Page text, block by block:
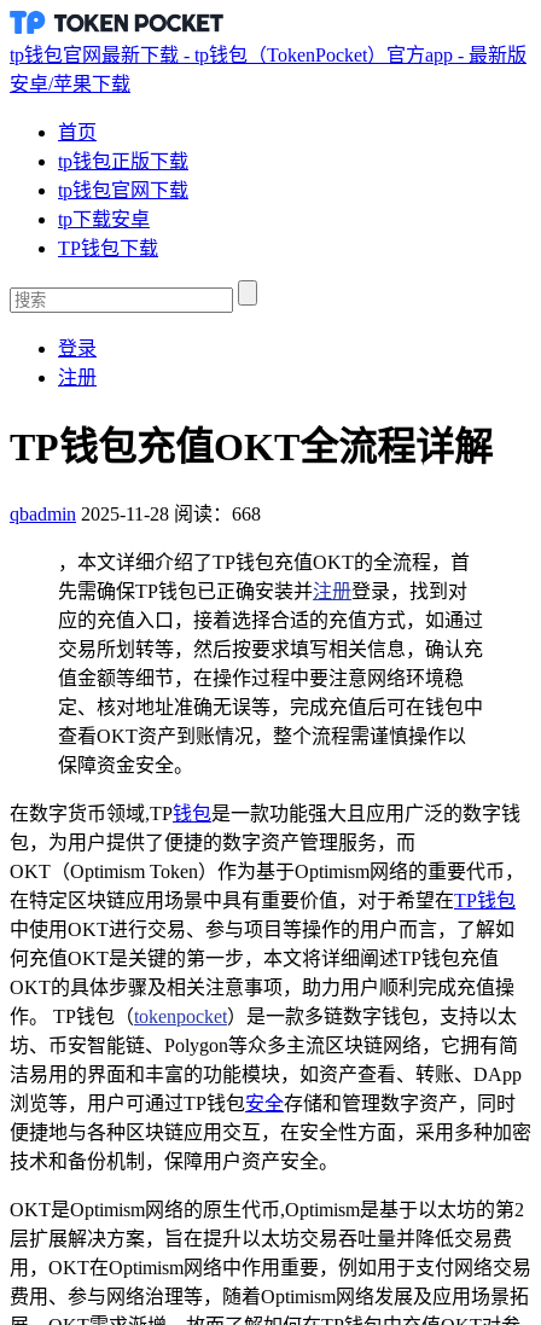
tp钱包官网最新下载 - tp钱包（TokenPocket）官方app - 最新版
安卓/苹果下载
首页
tp钱包正版下载
tp钱包官网下载
tp下载安卓
TP钱包下载
登录
注册
TP钱包充值OKT全流程详解
qbadmin 2025-11-28 阅读：668
，本文详细介绍了TP钱包充值OKT的全流程，首
先需确保TP钱包已正确安装并注册登录，找到对
应的充值入口，接着选择合适的充值方式，如通过
交易所划转等，然后按要求填写相关信息，确认充
值金额等细节，在操作过程中要注意网络环境稳
定、核对地址准确无误等，完成充值后可在钱包中
查看OKT资产到账情况，整个流程需谨慎操作以
保障资金安全。
在数字货币领域,TP钱包是一款功能强大且应用广泛的数字钱
包，为用户提供了便捷的数字资产管理服务，而
OKT（Optimism Token）作为基于Optimism网络的重要代币，
在特定区块链应用场景中具有重要价值，对于希望在TP钱包
中使用OKT进行交易、参与项目等操作的用户而言，了解如
何充值OKT是关键的第一步，本文将详细阐述TP钱包充值
OKT的具体步骤及相关注意事项，助力用户顺利完成充值操
作。 TP钱包（tokenpocket）是一款多链数字钱包，支持以太
坊、币安智能链、Polygon等众多主流区块链网络，它拥有简
洁易用的界面和丰富的功能模块，如资产查看、转账、DApp
浏览等，用户可通过TP钱包安全存储和管理数字资产，同时
便捷地与各种区块链应用交互，在安全性方面，采用多种加密
技术和备份机制，保障用户资产安全。
OKT是Optimism网络的原生代币,Optimism是基于以太坊的第2
层扩展解决方案，旨在提升以太坊交易吞吐量并降低交易费
用，OKT在Optimism网络中作用重要，例如用于支付网络交易
费用、参与网络治理等，随着Optimism网络发展及应用场景拓